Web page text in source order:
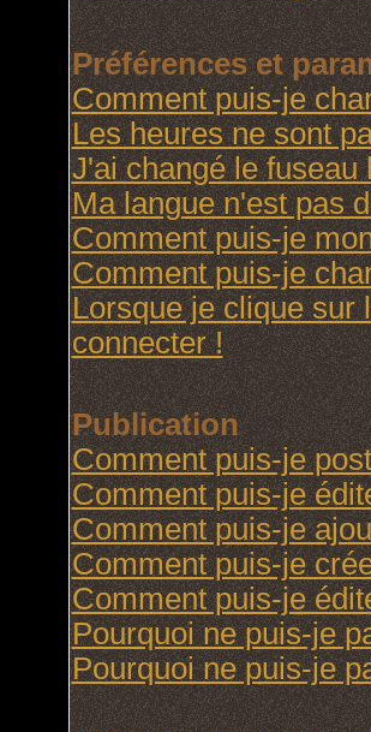
Préférences et
Comment puis-je
Les heures ne sont
J'ai changé le
Ma langue n'est pas
Comment puis-je
Comment puis-je
Lorsque je clique sur
connecter !
Publication
Comment puis-je
Comment puis-je
Comment puis-je
Comment puis-je
Comment puis-je
Pourquoi ne puis-je
Pourquoi ne puis-je